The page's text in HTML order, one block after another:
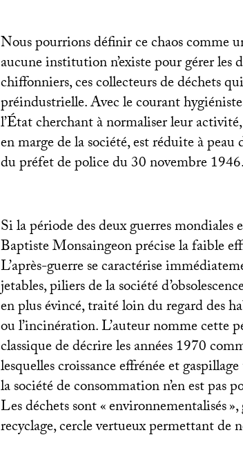
Nous pourrions définir ce chaos comme
aucune institution n’existe pour gérer les
chiffonniers, ces collecteurs de déchets
préindustrielle. Avec le courant
l’État cherchant à normaliser leur
en marge de la société, est réduite à
du préfet de police du 30 novembre 1946.
Si la période des deux guerres
Baptiste Monsaingeon précise la faible
L’après-guerre se caractérise
jetables, piliers de la société
en plus évincé, traité loin du regard des
ou l’incinération. L’auteur nomme cette
classique de décrire les années 1970
lesquelles croissance effrénée et
la société de consommation n’en est pas
Les déchets sont «environnementalisés
recyclage, cercle vertueux permettant de